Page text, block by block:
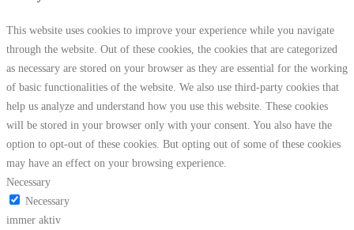
This website uses cookies to improve your experience while you navigate
through the website. Out of these cookies, the cookies that are categorized
as necessary are stored on your browser as they are essential for the working
of basic functionalities of the website. We also use third-party cookies that
help us analyze and understand how you use this website. These cookies
will be stored in your browser only with your consent. You also have the
option to opt-out of these cookies. But opting out of some of these cookies
may have an effect on your browsing experience.
Necessary
Necessary
immer aktiv